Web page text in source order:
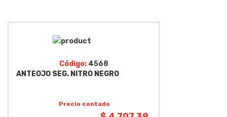
Código: 4568
ANTEOJO SEG. NITRO NEGRO
Precio contado